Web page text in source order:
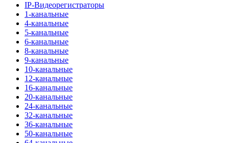
IP-Видеорегистраторы
1-канальные
4-канальные
5-канальные
6-канальные
8-канальные
9-канальные
10-канальные
12-канальные
16-канальные
20-канальные
24-канальные
32-канальные
36-канальные
50-канальные